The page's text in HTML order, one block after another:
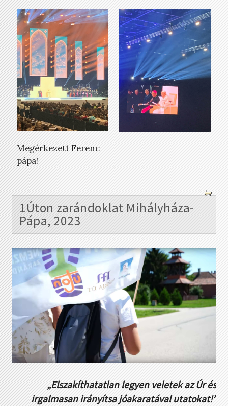
Megérkezett Ferenc
pápa!
1Úton zarándoklat Mihályháza-
Pápa, 2023
„Elszakíthatatlan legyen veletek az Úrés
irgalmasan irányítsa jóakaratával utatokat!”